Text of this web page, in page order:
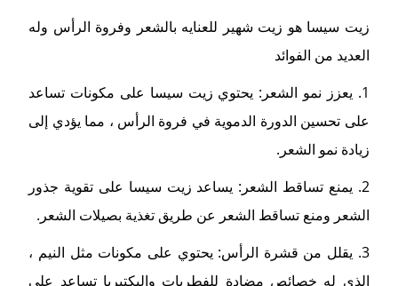
زيت سيسا هو زيت شهير للعنايه بالشعر وفروة الرأس وله
العديد من الفوائد
1. يعزز نمو الشعر: يحتوي زيت سيسا على مكونات تساعد
على تحسين الدورة الدموية في فروة الرأس ، مما يؤدي إلى
زيادة نمو الشعر.
2. يمنع تساقط الشعر: يساعد زيت سيسا على تقوية جذور
الشعر ومنع تساقط الشعر عن طريق تغذية بصيلات الشعر.
3. يقلل من قشرة الرأس: يحتوي على مكونات مثل النيم ،
الذي له خصائص مضادة للفطريات والبكتيريا تساعد على